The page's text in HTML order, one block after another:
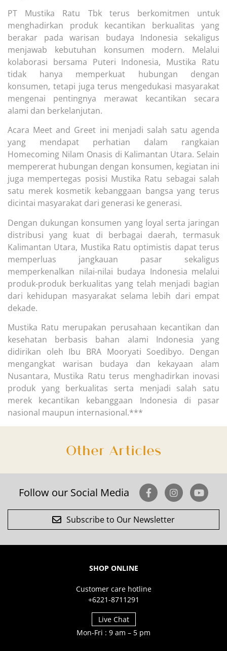
PT Mustika Ratu Tbk terus berkomitmen untuk
menghadirkan produk kecantikan berkualitas yang
berakar pada warisan budaya Indonesia sekaligus
menjawab kebutuhan konsumen modern. Melalui
kolaborasi bersama Puteri Indonesia, Mustika Ratu
tidak hanya memperkuat hubungan dengan
konsumen, tetapi juga terus mengedukasi masyarakat
mengenai pentingnya merawat kecantikan secara
alami dan berkelanjutan.
Acara Meet and Greet ini menjadi salah satu agenda
yang mendapat perhatian dalam rangkaian
Homecoming Nilam Onasis di Kalimantan Utara. Selain
mempererat hubungan dengan konsumen, kegiatan ini
juga mempertegas posisi Mustika Ratu sebagai salah
satu merek kosmetik kebanggaan bangsa yang terus
dicintai masyarakat dari generasi ke generasi.
Dengan dukungan konsumen yang loyal serta jaringan
distribusi yang kuat di berbagai daerah, termasuk
Kalimantan Utara, Mustika Ratu optimistis dapat terus
memperluas jangkauan pasar sekaligus
memperkenalkan nilai-nilai budaya Indonesia melalui
produk-produk berkualitas yang telah menjadi bagian
dari kehidupan masyarakat selama lebih dari empat
dekade.
Mustika Ratu merupakan perusahaan kecantikan dan
kesehatan berbasis bahan alami Indonesia yang
didirikan oleh Ibu BRA Mooryati Soedibyo. Dengan
mengangkat warisan budaya dan kekayaan alam
Nusantara, Mustika Ratu terus menghadirkan inovasi
produk yang berkualitas serta menjadi salah satu
merek kecantikan kebanggaan Indonesia di pasar
nasional maupun internasional.***
Other Articles
Follow our Social Media
Subscribe to Our Newsletter
SHOP ONLINE
Customer care hotline
+6221-8711291
Live Chat
Mon-Fri : 9 am – 5 pm